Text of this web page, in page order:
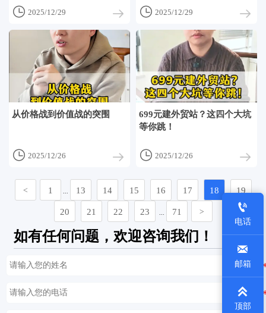
 2025/12/29  2025/12/29
从价格战到价值战的突围
 2025/12/26
699元建外贸站？这四个大坑
等你跳！
 2025/12/26
< 1 13 14 15 16 17 18 19
20 21 22 23 71 >
如有任何问题，欢迎咨询我们！

电话

邮箱

顶部